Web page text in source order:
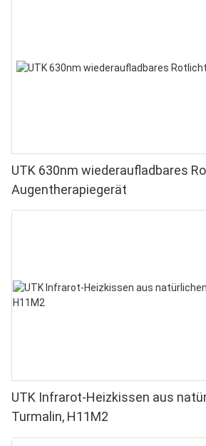
UTK 630nm wiederaufladbares
Augentherapiegerät
UTK Infrarot-Heizkissen aus
Turmalin, H11M2